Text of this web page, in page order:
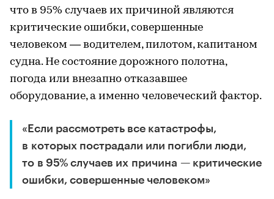
что в 95% случаев их причиной являются
критические ошибки, совершенные
человеком — водителем, пилотом, капитаном
судна. Не состояние дорожного полотна,
погода или внезапно отказавшее
оборудование, а именно человеческий фактор.
«Если рассмотреть все катастрофы,
в которых пострадали или погибли люди,
то в 95% случаев их причина — критические
ошибки, совершенные человеком»